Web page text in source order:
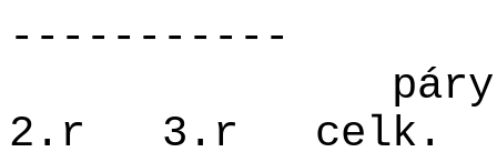
-----------
páry
2.r
3.r
celk.